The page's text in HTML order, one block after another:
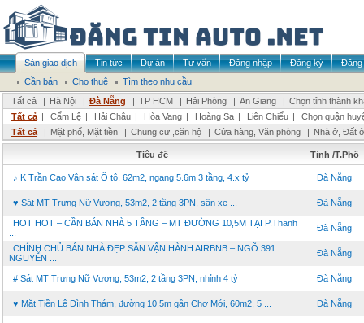
Sàn giao dịch Tin tức Dự án Tư vấn Đăng nhập Đăng ký
Đăng
Cần bán
Cho thuê
Tìm theo nhu cầu
Tất cả
| Hà Nội | Đà Nẵng | TP HCM | Hải Phòng | An Giang | Chọn tỉnh thành
Tất cả | Cẩm Lệ | Hải Châu | Hòa Vang | Hoàng Sa | Liên Chiểu |
Chọn quận
Tất cả
| Mặt phố, Mặt tiền | Chung cư ,căn hộ | Cửa hàng, Văn phòng | Nhà ở, Đất ở
Tiêu đề Tỉnh /T.Phố
♪ K Trần Cao Vân sát Ô tô, 62m2, ngang 5.6m 3 tầng, 4.x tỷ Đà Nẵng
♥ Sát MT Trưng Nữ Vương, 53m2, 2 tầng 3PN, sân xe ... Đà Nẵng
HOT HOT – CẦN BÁN NHÀ 5 TẦNG – MT ĐƯỜNG 10,5M TẠI P.Thanh
Đà Nẵng
CHÍNH CHỦ BÁN NHÀ ĐẸP SẴN VẬN HÀNH AIRBNB – NGÕ 391
NGUYỄN ...
Đà Nẵng
# Sát MT Trưng Nữ Vương, 53m2, 2 tầng 3PN, nhỉnh 4 tỷ Đà Nẵng
♥ Mặt Tiền Lê Đình Thám, đường 10.5m gần Chợ Mới, 60m2, 5 ... Đà Nẵng